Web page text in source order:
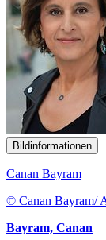
Bildinformationen
Canan Bayram
© Canan Bayram/
Bayram, Canan